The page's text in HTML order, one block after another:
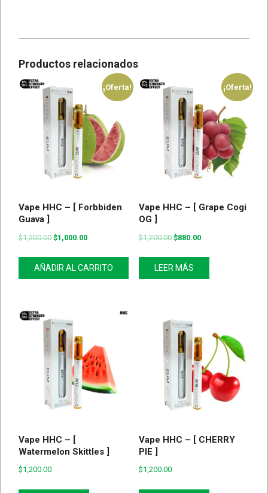
Productos relacionados
¡Oferta!
Vape HHC – [ Forbbiden
Guava ]
$1,200.00 $1,000.00
AÑADIR AL CARRITO
¡Oferta!
Vape HHC – [ Grape Cogi
OG ]
$1,200.00 $880.00
LEER MÁS
Vape HHC – [
Watermelon Skittles ]
$1,200.00
Vape HHC – [ CHERRY
PIE ]
$1,200.00